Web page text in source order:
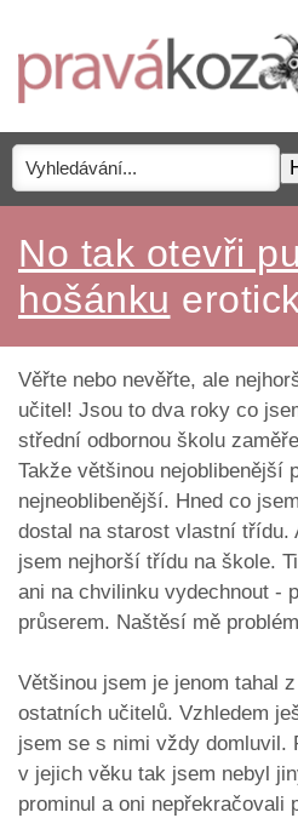
No tak otevři
hošánku
Věřte nebo nevěřte, ale
učitel! Jsou to dva roky co
střední odbornou školu
Takže většinou nejoblibenější
nejneoblibenější. Hned co
dostal na starost vlastní třídu.
jsem nejhorší třídu na škole.
ani na chvilinku vydechnout -
průserem. Naštěsí mě
Většinou jsem je jenom tahal
ostatních učitelů. Vzhledem
jsem se s nimi vždy domluvil.
v jejich věku tak jsem nebyl
prominul a oni nepřekračovali